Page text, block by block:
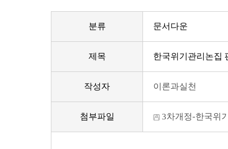
분류 문서다운
제목 한국위기관리논집
작성자 이론과실천
첨부파일 3차개정-한국위